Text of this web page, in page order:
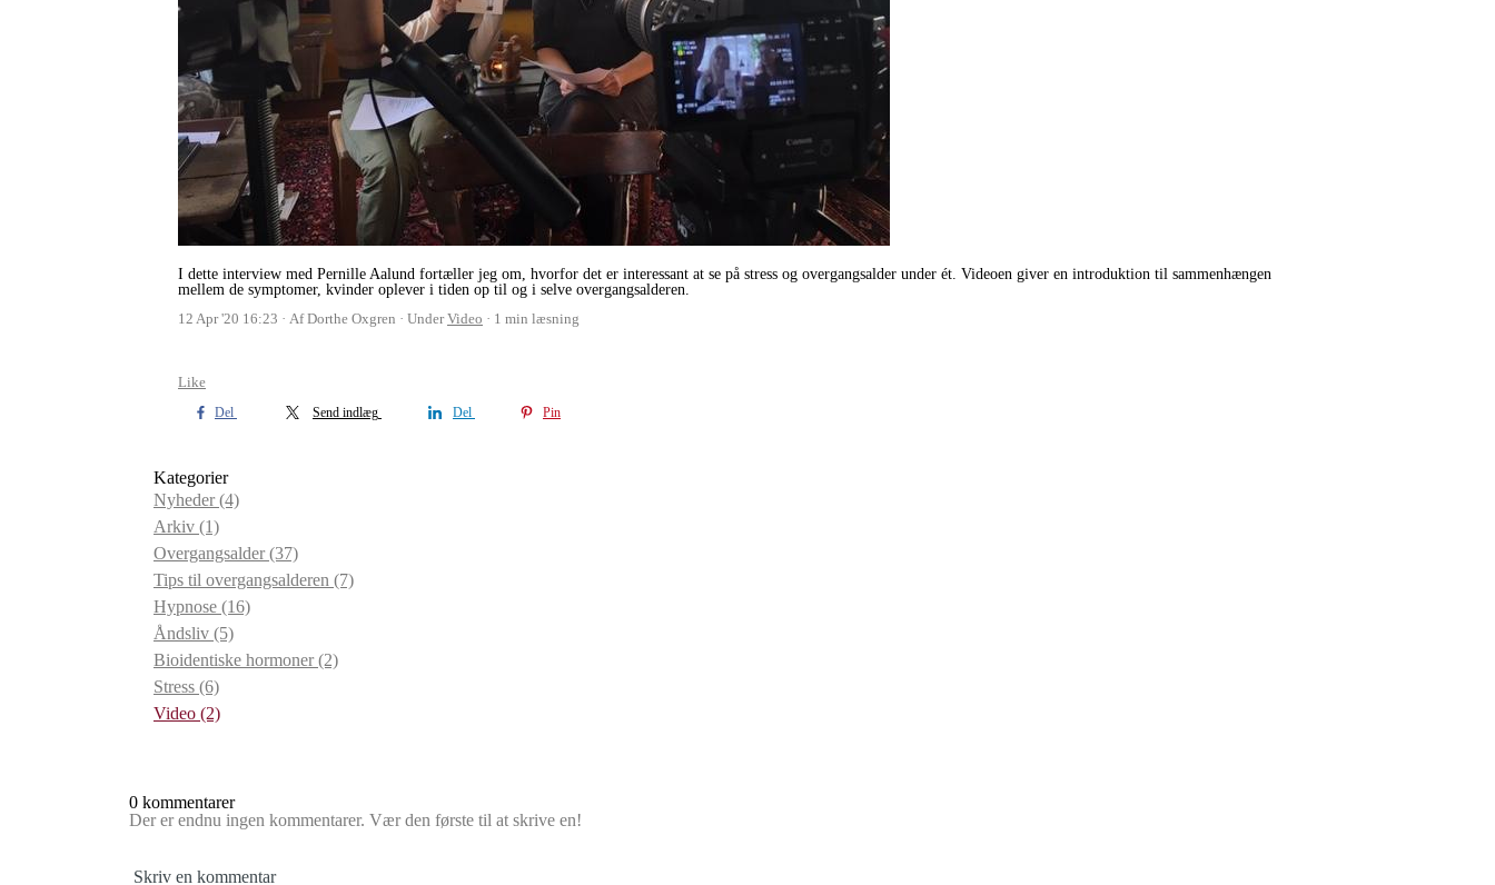
I dette interview med Pernille Aalund fortæller jeg om, hvorfor det er interessant at se på stress og overgangsalder under ét. Videoen giver en introduktion til sammenhængen
mellem de symptomer, kvinder oplever i tiden op til og i selve overgangsalderen.
12 Apr '20 16:23
Af Dorthe Oxgren UnderVideo 1 min læsning
Like
Del Send indlæg Del Pin
Kategorier
Nyheder(4)
Arkiv (1)
Overgangsalder(37)
Tips til overgangsalderen (7)
Hypnose (16)
Åndsliv (5)
Bioidentiske hormoner(2)
Stress (6)
Video (2)
0 kommentarer
Der er endnu ingen kommentarer. Vær den første til at skrive en!
Skriv en kommentar